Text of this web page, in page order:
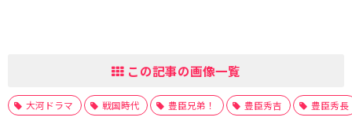
この記事の画像一覧
大河ドラマ 戦国時代 豊臣兄弟！ 豊臣秀吉 豊臣秀長